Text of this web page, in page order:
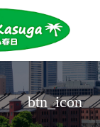
btn_icon